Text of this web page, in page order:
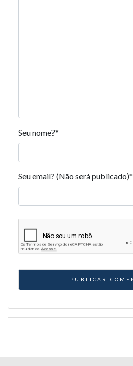
Seu nome?*
Seu email? (Não será publicado)*